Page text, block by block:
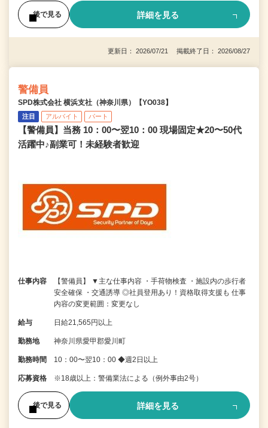
後で見る 詳細を見る
更新日： 2026/07/21 掲載終了日： 2026/08/27
警備員
SPD株式会社 横浜支社（神奈川県）【YO038】
注目 アルバイト パート
【警備員】当務 10：00〜翌10：00 現場固定★20〜50代
活躍中♪副業可！未経験者歓迎
仕事内容
【警備員】 ▼主な仕事内容 ・手荷物検査 ・施設内の歩行者
安全確保 ・交通誘導 ◎社員登用あり！資格取得支援も 仕事
内容の変更範囲：変更なし
給与 日給21,565円以上
勤務地 神奈川県愛甲郡愛川町
勤務時間 10：00〜翌10：00 ◆週2日以上
応募資格 ※18歳以上：警備業法による（例外事由2号）
後で見る 詳細を見る